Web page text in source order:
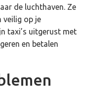
de luchthaven. Ze
veilig op je
taxi’s uitgerust met
en betalen